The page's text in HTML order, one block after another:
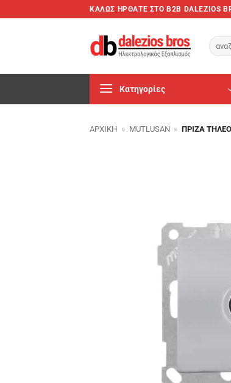
στο
ΚΑΛΩΣ ΗΡΘΑΤΕ ΣTO B2B DALEZIOS
για:
Κατηγορίες
ΑΡΧΙΚΉ » MUTLUSAN » ΠΡΊΖΑ